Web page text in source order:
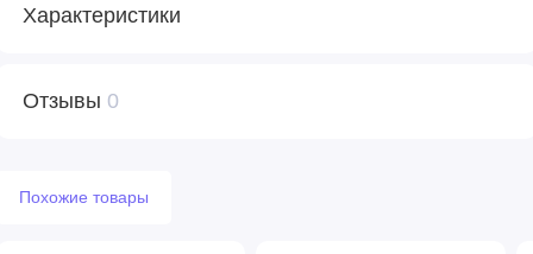
Характеристики
Отзывы 0
Похожие товары